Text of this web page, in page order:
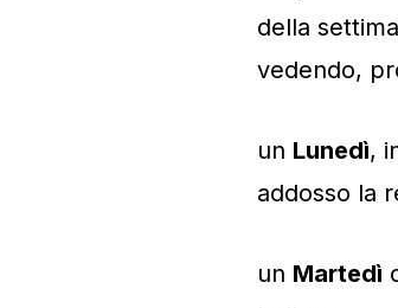
della
vedendo,
un Lunedì,
addosso la
un Martedì